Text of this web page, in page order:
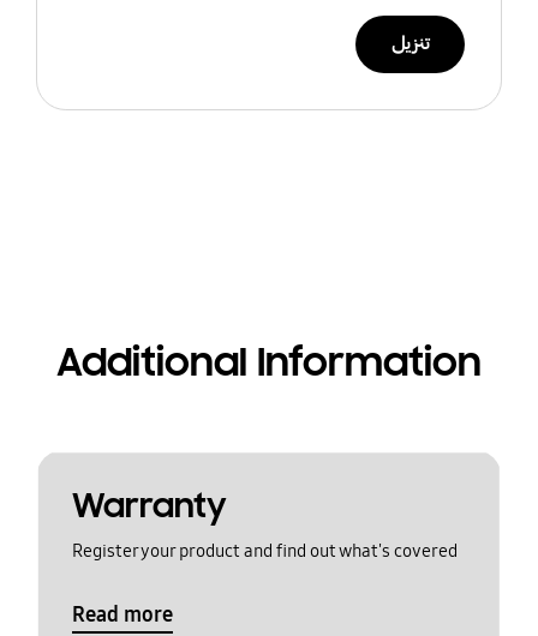
تنزيل
Additional Information
Warranty
Register your product and find out what's covered
Read more